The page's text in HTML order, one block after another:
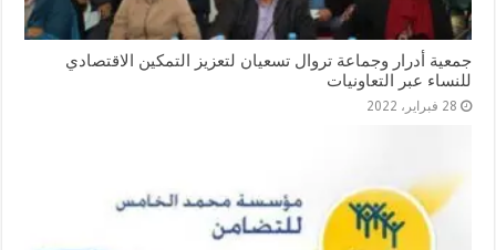
جمعية أدرار وجماعة تروال تسعيان لتعزيز التمكين الاقتصادي
للنساء عبر التعاونيات
28 فبراير، 2022